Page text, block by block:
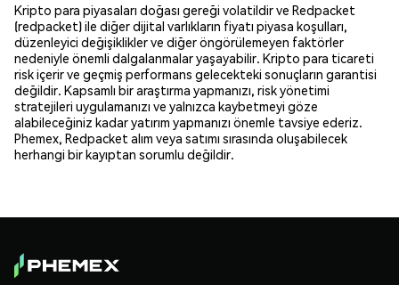
Kripto para piyasaları doğası gereği volatildir ve Redpacket
(redpacket) ile diğer dijital varlıkların fiyatı piyasa koşulları,
düzenleyici değişiklikler ve diğer öngörülemeyen faktörler
nedeniyle önemli dalgalanmalar yaşayabilir. Kripto para ticareti
risk içerir ve geçmiş performans gelecekteki sonuçların garantisi
değildir. Kapsamlı bir araştırma yapmanızı, risk yönetimi
stratejileri uygulamanızı ve yalnızca kaybetmeyi göze
alabileceğiniz kadar yatırım yapmanızı önemle tavsiye ederiz.
Phemex, Redpacket alım veya satımı sırasında oluşabilecek
herhangi bir kayıptan sorumlu değildir.